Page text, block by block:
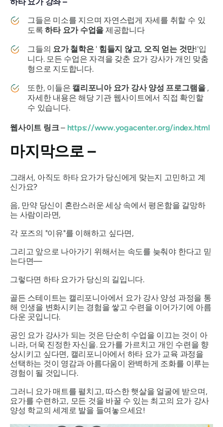
그들은 미소를 지으며 자연스럽게 자세를 취할 수 있
도록하타 요가 수업을 제공합니다
그들의 요가 철학은' 힘들지 않고, 오직 얻는 것만!'입
니다. 모든 수업은 자격을 갖춘 요가 강사가 개인 맞춤
형으로 지도합니다.
또한, 이들은 캘리포니아 요가 강사 양성 프로그램을,
자세한 내용은 해당 기관 웹사이트에서 직접 확인할
수 있습니다.
웹사이트 링크–https://www.yogacenter.org/index.html
마지막으로 –
그래서, 아직도 하타 요가가 당신에게 맞는지 고민하고 계
신가요?
음, 만약 당신이 혼란스러운 세상 속에서 평온함을 갈망하
는 사람이라면,
각 포즈의 "이유"를 이해하고 싶다면,
그리고 앞으로 나아가기 위해서는 속도를 늦춰야 한다고 믿
는다면—
그렇다면 하타 요가가 당신의 길입니다.
골든 스테이트는 캘리포니아에서 요가 강사 양성 과정을 통
해 인생을 변화시키는 경험을 쌓고 수련을 이어가기에 아름
다운 곳입니다.
공인 요가 강사가 되는 것은 단순히 수업을 이끄는 것이 아
니라, 더욱 진정한 자신을. 요가를 가르치고 개인 수련을 향
상시키고 싶다면, 캘리포니아에서 하타 요가 교육 과정을
선택하는 것이 영감과 아름다움이 완벽하게 조화를 이루는
경험이 될 것입니다.
그러니 요가 매트를 펼치고, 따스한 햇살을 얼굴에 받으며,
요가를 수련하고, 모든 것을 바꿀 수 있는 최고의 요가 강사
양성 학교의 세계로 발을 들여놓으세요!